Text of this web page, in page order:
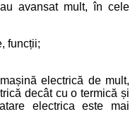
avansat mult, în cele
funcții;
electrică de mult,
decât cu o termică și
electrica este mai